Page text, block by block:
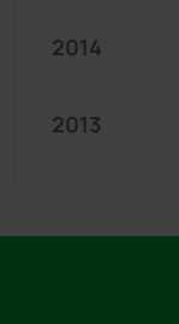
2014
2013